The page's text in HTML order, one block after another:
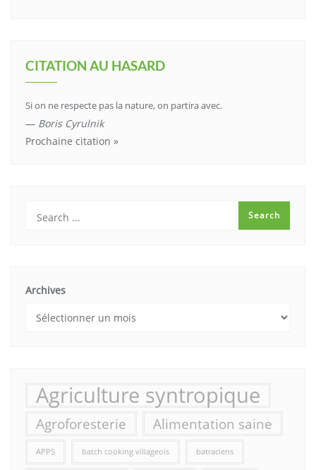
CITATION AU HASARD
Si on ne respecte pas la nature, on partira avec.
— Boris Cyrulnik
Prochaine citation »
Archives
Agriculture syntropique
Agroforesterie Alimentation saine
APPS batch cooking villageois batraciens